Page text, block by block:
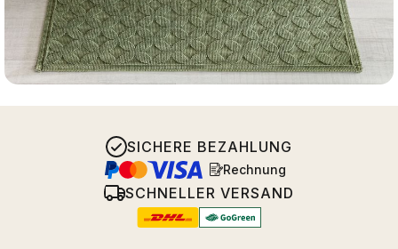
SICHERE BEZAHLUNG
Rechnung
SCHNELLER VERSAND